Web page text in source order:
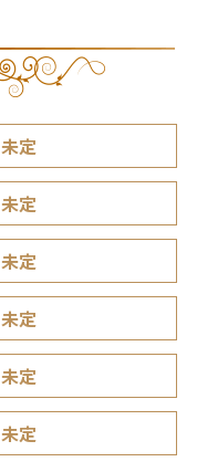
未定
未定
未定
未定
未定
未定